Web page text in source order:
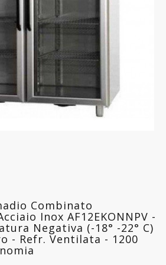
Combinato
Inox AF12EKONNPV -
Negativa (-18° -22° C)
- Refr. Ventilata - 1200